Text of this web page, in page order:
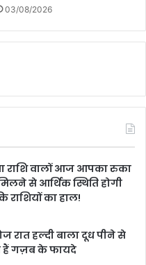
03/08/2026
राशि वालों आज आपका रुका
से आर्थिक स्थिति होगी
राशियों का हाल!
रात हल्दी बाला दूध पीने से
हैं गज़ब के फायदे